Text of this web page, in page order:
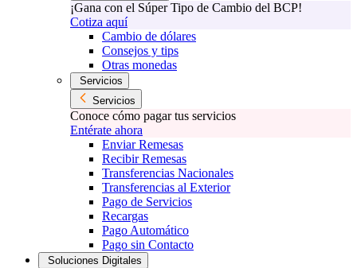
¡Gana con el Súper Tipo de Cambio del BCP!
Cotiza aquí
Cambio de dólares
Consejos y tips
Otras monedas
Servicios
Servicios
Conoce cómo pagar tus servicios
Entérate ahora
Enviar Remesas
Recibir Remesas
Transferencias Nacionales
Transferencias al Exterior
Pago de Servicios
Recargas
Pago Automático
Pago sin Contacto
Soluciones Digitales